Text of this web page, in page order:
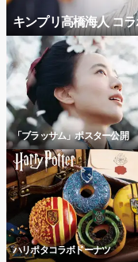
キンプリ高橋海人 コ
「ブラッサム」ポスター公開
ハリポタコラボドーナツ